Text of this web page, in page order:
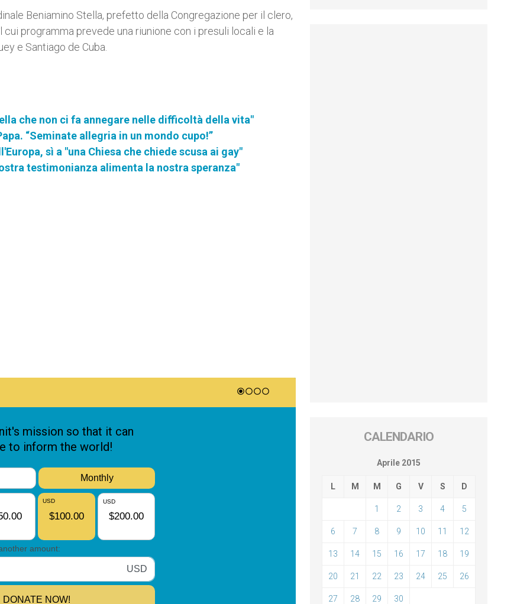
Beniamino Stella, prefetto della Congregazione per il clero,
programma prevede una riunione con i presuli locali e la
e Santiago de Cuba.
che non ci fa annegare nelle difficoltà della vita"
“Seminate allegria in un mondo cupo!”
sì a "una Chiesa che chiede scusa ai gay"
testimonianza alimenta la nostra speranza"
CALENDARIO
Aprile 2015
L M M G V S D
1 2 3 4 5
6 7 8 9 10 11 12
13 14 15 16 17 18 19
20 21 22 23 24 25 26
27 28 29 30